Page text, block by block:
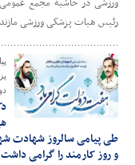
رئیس هیات پزشکی ورزشی
طی پیامی سالروز شهادت
و روز کارمند را گرامی داشت